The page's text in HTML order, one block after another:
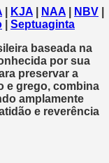
KJA NAA NBV
Septuaginta
baseada na
por sua
preservar a
e grego, combina
amplamente
e reverência